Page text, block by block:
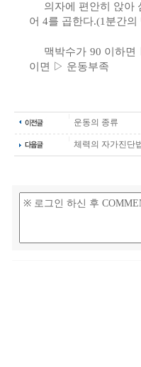
의자에 편안히 앉아
어 4를 곱한다.(1분간의
맥박수가 90 이하
이면 ▷ 운동부족
운동의 종류
체력의 자가진단